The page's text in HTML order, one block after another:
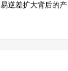
逆差扩大背后的产